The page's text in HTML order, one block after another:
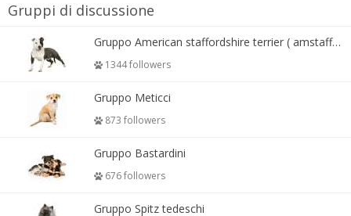
Gruppi di discussione
Gruppo American staffordshire terrier ( amstaff, amastaff )
1344 followers
Gruppo Meticci
873 followers
Gruppo Bastardini
676 followers
Gruppo Spitz tedeschi